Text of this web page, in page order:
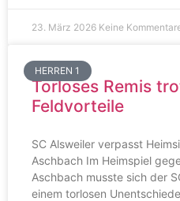
23. März 2026 Keine
HERREN 1
Torloses Remis
Feldvorteile
SC Alsweiler verpasst
Aschbach Im Heimspiel
Aschbach musste sich der
einem torlosen